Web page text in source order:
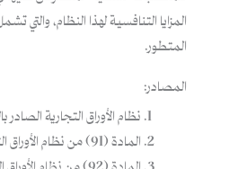
المزايا التنافسية لهذا النظام،
المتطور.
المصادر:
نظام الأوراق التجارية الصادر بالمرسوم
المادة (91) من نظام الأوراق التجارية.